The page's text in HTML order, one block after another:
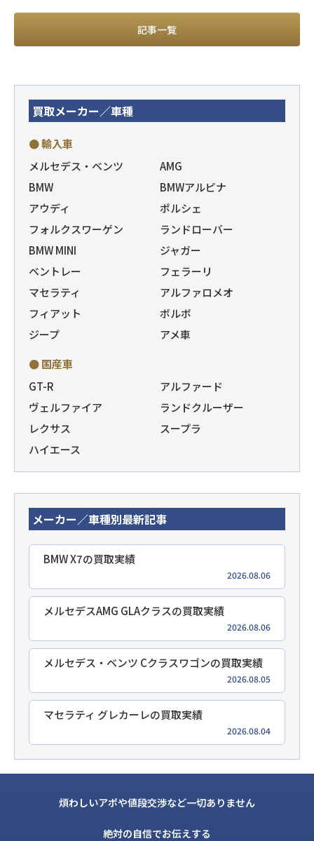
記事一覧
買取メーカー／車種
● 輸入車
メルセデス・ベンツ
AMG
BMW
BMWアルピナ
アウディ
ポルシェ
フォルクスワーゲン
ランドローバー
BMW MINI
ジャガー
ベントレー
フェラーリ
マセラティ
アルファロメオ
フィアット
ボルボ
ジープ
アメ車
● 国産車
GT-R
アルファード
ヴェルファイア
ランドクルーザー
レクサス
スープラ
ハイエース
メーカー／車種別最新記事
BMW X7の買取実績
2026.08.06
メルセデスAMG GLAクラスの買取実績
2026.08.06
メルセデス・ベンツ Cクラスワゴンの買取実績
2026.08.05
マセラティ グレカーレの買取実績
2026.08.04
煩わしいアポや値段交渉など一切ありません
絶対の自信でお伝えする